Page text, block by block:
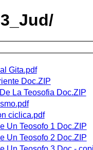
Gita.pdf
Doc.ZIP
La Teosofia Doc.ZIP
ciclica.pdf
Un Teosofo 1 Doc.ZIP
Un Teosofo 2 Doc.ZIP